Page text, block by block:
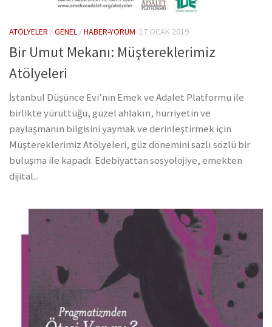
ATÖLYELER /GENEL /HABER-YORUM 17 OCAK 2019
Bir Umut Mekanı: Müştereklerimiz
Atölyeleri
İstanbul Düşünce Evi’nin Emek ve Adalet Platformu ile
birlikte yürüttüğü, güzel ahlakın, hürriyetin ve
paylaşmanın bilgisini yaymak ve derinleştirmek için
Müştereklerimiz Atölyeleri, güz dönemini sazlı sözlü bir
buluşma ile kapadı. Edebiyattan sosyolojiye, emekten
dijital...